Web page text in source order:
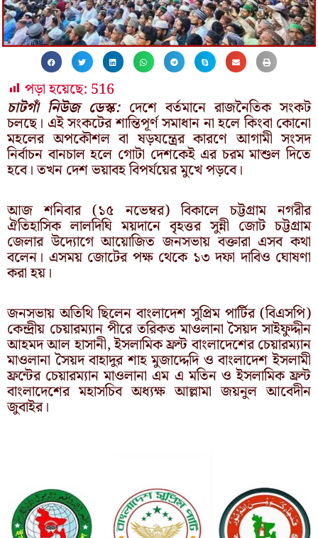
পড়া হয়েছে: 516
চাটগাঁ নিউজ ডেস্ক: দেশে বর্তমানে রাজনৈতিক সংকট
চলছে। এই সংকটের শান্তিপূর্ণ সমাধান না হলে কিংবা কোনো
মহলের অপকৌশল বা ষড়যন্ত্রের কারণে আগামী সংসদ
নির্বাচন বানচাল হলে গোটা দেশকেই এর চরম মাশুল দিতে
হবে। তখন দেশ ভয়াবহ বিপর্যয়ের মুখে পড়বে।
আজ শনিবার (১৫ নভেম্বর) বিকালে চট্টগ্রাম নগরীর
ঐতিহাসিক লালদিঘি ময়দানে বৃহত্তর সুন্নী জোট চট্টগ্রাম
জেলার উদ্যোগে আয়োজিত জনসভায় বক্তারা এসব কথা
বলেন। এসময় জোটের পক্ষ থেকে ১৩ দফা দাবিও ঘোষণা
করা হয়।
জনসভায় অতিথি ছিলেন বাংলাদেশ সুপ্রিম পার্টির (বিএসপি)
কেন্দ্রীয় চেয়ারম্যান পীরে তরিকত মাওলানা সৈয়দ সাইফুদ্দীন
আহমদ আল হাসানী, ইসলামিক ফ্রন্ট বাংলাদেশের চেয়ারম্যান
মাওলানা সৈয়দ বাহাদুর শাহ মুজাদ্দেদি ও বাংলাদেশ ইসলামী
ফ্রন্টের চেয়ারম্যান মাওলানা এম এ মতিন ও ইসলামিক ফ্রন্ট
বাংলাদেশের মহাসচিব অধ্যক্ষ আল্লামা জয়নুল আবেদীন
জুবাইর।